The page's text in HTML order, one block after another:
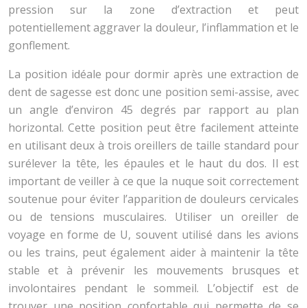
pression sur la zone d’extraction et peut
potentiellement aggraver la douleur, l’inflammation et le
gonflement.
La position idéale pour dormir après une extraction de
dent de sagesse est donc une position semi-assise, avec
un angle d’environ 45 degrés par rapport au plan
horizontal. Cette position peut être facilement atteinte
en utilisant deux à trois oreillers de taille standard pour
surélever la tête, les épaules et le haut du dos. Il est
important de veiller à ce que la nuque soit correctement
soutenue pour éviter l’apparition de douleurs cervicales
ou de tensions musculaires. Utiliser un oreiller de
voyage en forme de U, souvent utilisé dans les avions
ou les trains, peut également aider à maintenir la tête
stable et à prévenir les mouvements brusques et
involontaires pendant le sommeil. L’objectif est de